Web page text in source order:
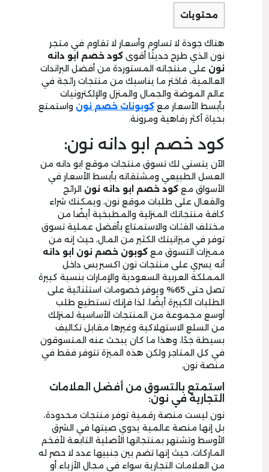
محتويات
هناك جودة لا تساوم وأسعار لا تقاوم في متجر
نون الذي طرح حديثًا أقوى كود خصم ابو دانه
نون على منتجاته المستوردة من أفضل البراندات
العالمية، فاختر ما يناسبك من منتجات رائجة في
عالم الموضة والجمال والمنزل والإلكترونيات
بأبسط الأسعار مع كوبونات خصم نون واستمتع
بحياة أكثر رفاهية ومرونة.
كود خصم ابو دانه نون:
الآن يتسنى لك تسوق منتجات موقع ابو دانه من
العسل الطبيعي ومشتقاته بأبسط الأسعار في
الأسواق مع كود خصم ابو دانه نون الرائج
والفعال على طلبات موقع نون، ويمكنك شراء
كافة منتجاتك المنزلية والمطبخية أيضًا من
مختلف الفئات والاستمتاع بأفضل عملية تسوق
توفر في ميزانيتك الكثير من المال، حيث إنه من
مميزات التسوق مع كوبون خصم نون ابو دانه
أنه يسري على منتجات نون اكسبريس داخل
المملكة العربية السعودية والإمارات بنسبة كبيرة
تصل حتى 65% ويوفر خصومات استثنائية على
الطلبات الكبيرة أيضًا، لذا فإنك تستطيع طلب
أوسع مجموعة من المنتجات الأساسية لمنزلك
من السلع الاستهلاكية وغيرها مقابل تكاليف
بسيطة جدًا، وهذا ما كان يبحث عنه المتسوقون
في كل المتاجر ولكن هذه الميزة تتوفر فقط في
منصة نون.
استمتع بالتسوق من أفضل العلامات
التجارية في نون:
نون ليست منصة رقمية توفر منتجات محدودة،
بل إنها منصة عالمية يدوي صيتها في الشرق
الأوسط وتشتهر بمنتجاتها الأصلية التابعة لأفخم
الماركات، حيث إنها تضم بين جنبيها عدد لا حصر له
من العلامات التجارية سواء في مجال الأزياء أو